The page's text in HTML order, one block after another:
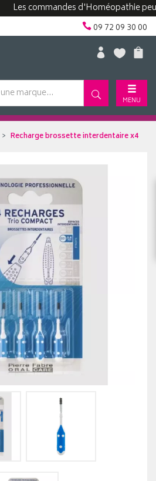
Les commandes d'Homéopathie
09 72 09 30 00
MENU
Recharge brossette interdentaire x4